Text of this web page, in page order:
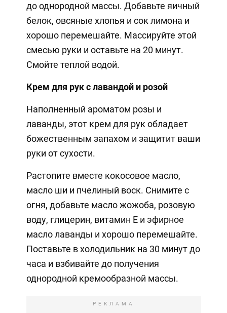
до однородной массы. Добавьте яичный
белок, овсяные хлопья и сок лимона и
хорошо перемешайте. Массируйте этой
смесью руки и оставьте на 20 минут.
Смойте теплой водой.
Крем для рук с лавандой и розой
Наполненный ароматом розы и
лаванды, этот крем для рук обладает
божественным запахом и защитит ваши
руки от сухости.
Растопите вместе кокосовое масло,
масло ши и пчелиный воск. Снимите с
огня, добавьте масло жожоба, розовую
воду, глицерин, витамин Е и эфирное
масло лаванды и хорошо перемешайте.
Поставьте в холодильник на 30 минут до
часа и взбивайте до получения
однородной кремообразной массы.
РЕКЛАМА